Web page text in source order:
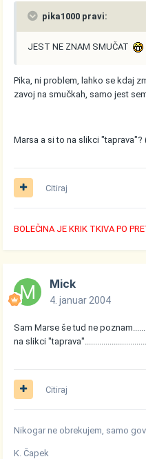
pika1000 pravi:
JEST NE ZNAM SMUČAT
Pika, ni problem, lahko se kdaj
zavoj na smučkah, samo jest
Marsa a si to na slikci "taprava"?
Citiraj
BOLEČINA JE KRIK TKIVA PO
Mick
4. januar 2004
Sam Marse še tud ne
na slikci
Citiraj
Nikogar ne obrekujem, samo
K. Čapek